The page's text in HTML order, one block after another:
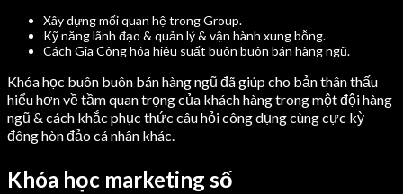
Xây dựng mối quan hệ trong Group.
Kỹ năng lãnh đạo & quản lý & vận hành xung bỗng.
Cách Gia Công hóa hiệu suất buôn buôn bán hàng ngũ.
Khóa học buôn buôn bán hàng ngũ đã giúp cho bản thân thấu
hiểu hơn về tầm quan trọng của khách hàng trong một đội hàng
ngũ & cách khắc phục thức câu hỏi công dụng cùng cực kỳ
đông hòn đảo cá nhân khác.
Khóa học marketing số